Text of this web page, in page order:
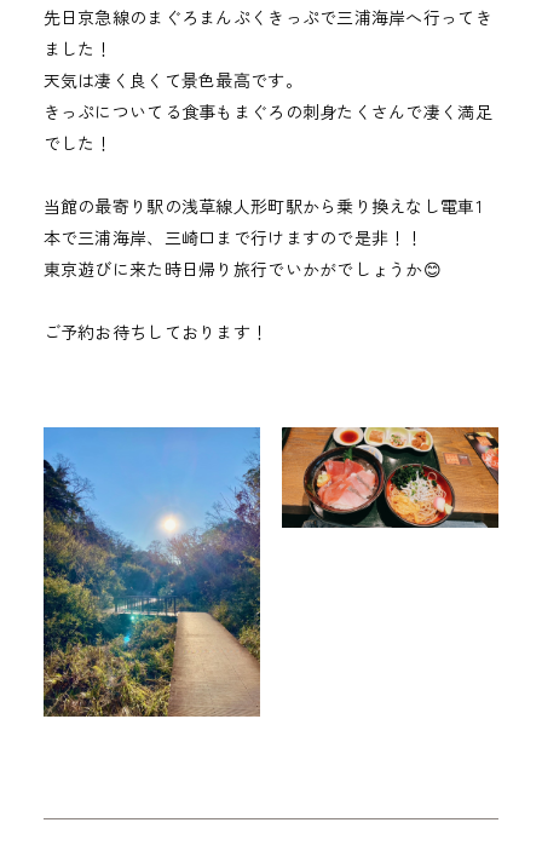
先日京急線のまぐろまんぷくきっぷで三浦海岸へ行ってき
ました！
天気は凄く良くて景色最高です。
きっぷについてる食事もまぐろの刺身たくさんで凄く満足
でした！
当館の最寄り駅の浅草線人形町駅から乗り換えなし電車1
本で三浦海岸、三崎口まで行けますので是非！！
東京遊びに来た時日帰り旅行でいかがでしょうか😊
ご予約お待ちしております！